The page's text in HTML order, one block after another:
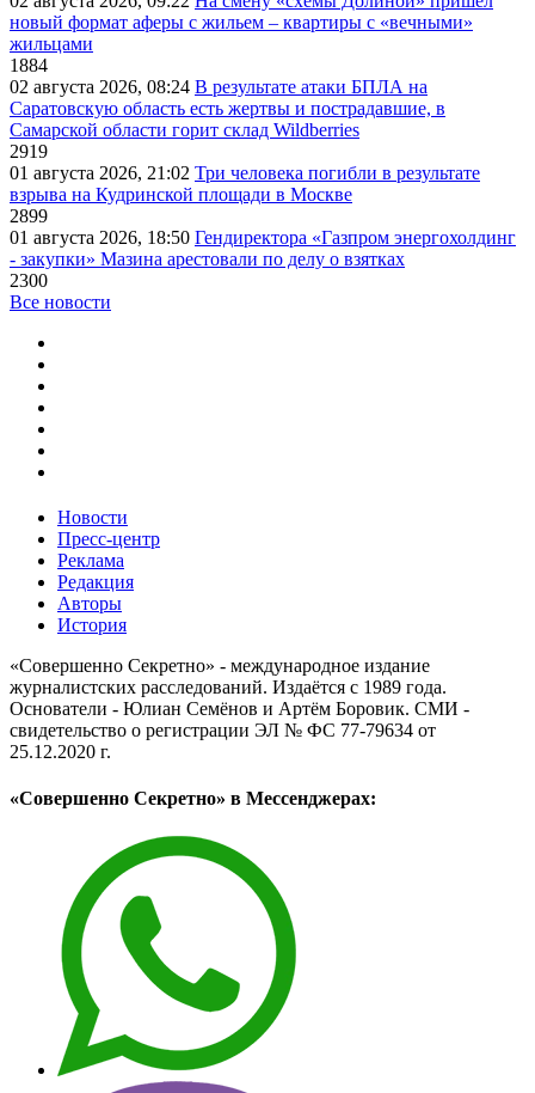
новый формат аферы с жильем – квартиры с «вечными»
жильцами
1884
02 августа 2026, 08:24 В результате атаки БПЛА на
Саратовскую область есть жертвы и пострадавшие, в
Самарской области горит склад Wildberries
2919
01 августа 2026, 21:02 Три человека погибли в результате
взрыва на Кудринской площади в Москве
2899
01 августа 2026, 18:50 Гендиректора «Газпром энергохолдинг
- закупки» Мазина арестовали по делу о взятках
2300
Все новости
Новости
Пресс-центр
Реклама
Редакция
Авторы
История
«Совершенно Секретно» - международное издание
журналистских расследований. Издаётся с 1989 года.
Основатели - Юлиан Семёнов и Артём Боровик. CМИ -
свидетельство о регистрации ЭЛ № ФС 77-79634 от
25.12.2020 г.
«Совершенно Секретно» в Мессенджерах: